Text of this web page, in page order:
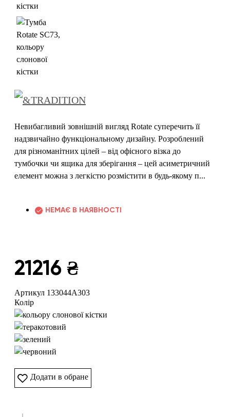
Невибагливий зовнішній вигляд Rotate суперечить її
надзвичайно функціональному дизайну. Розроблений
для різноманітних цілей – від офісного візка до
тумбочки чи ящика для зберігання – цей асиметричний
елемент можна з легкістю розмістити в будь-якому п...
НЕМАЄ В НАЯВНОСТІ
21216 ₴
Артикул 133044A303
Колір
Додати в обране